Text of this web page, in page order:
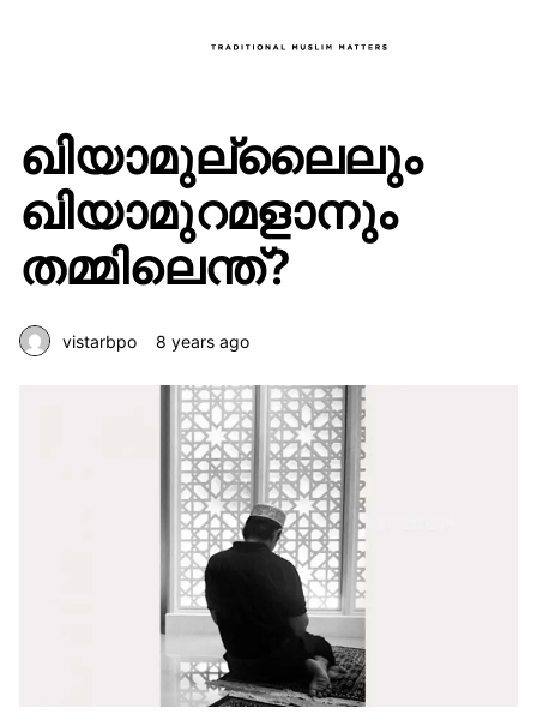
ഖിയാമുല്ലൈലും
ഖിയാമുറമളാനും
തമ്മിലെന്ത്?
vistarbpo 8 years ago